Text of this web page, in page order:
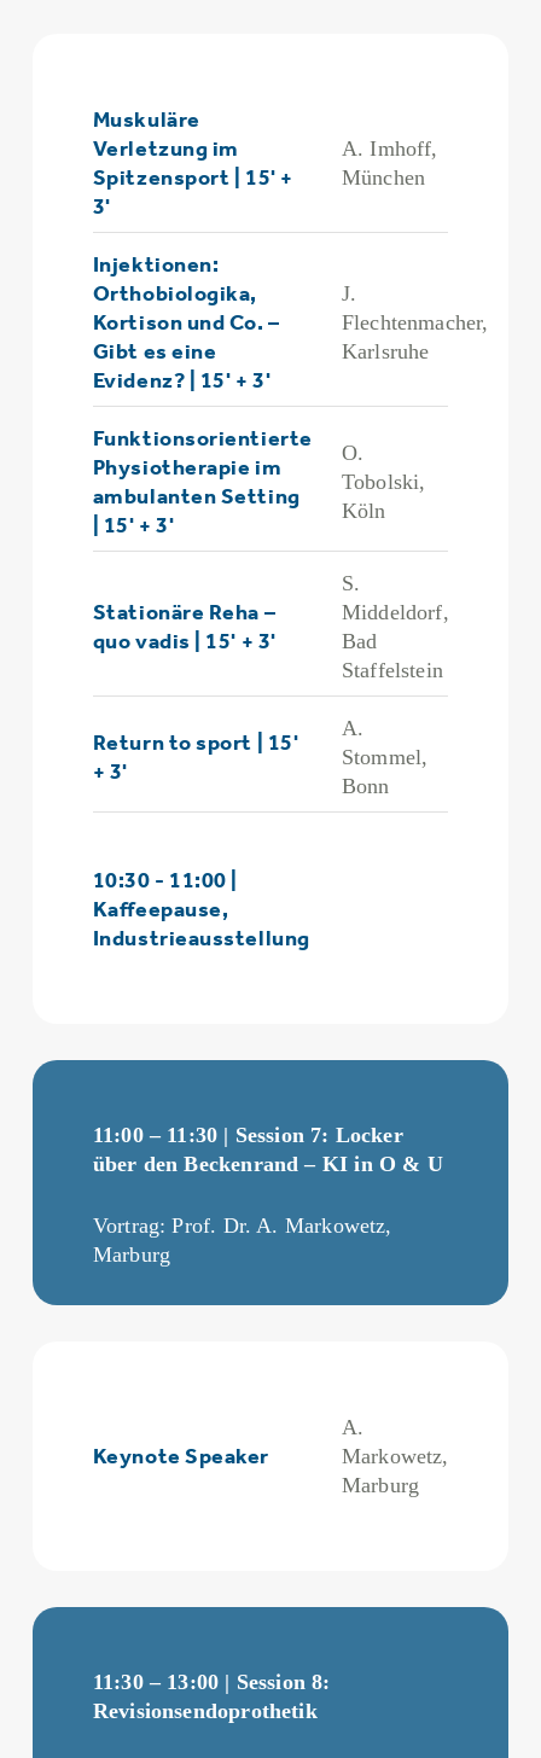
Muskuläre
Verletzung im
Spitzensport | 15' +
3'
A. Imhoff,
München
Injektionen:
Orthobiologika,
Kortison und Co. –
Gibt es eine
Evidenz? | 15' + 3'
J.
Flechtenmacher,
Karlsruhe
Funktionsorientierte
Physiotherapie im
ambulanten Setting
| 15' + 3'
O.
Tobolski,
Köln
Stationäre Reha –
quo vadis | 15' + 3'
S.
Middeldorf,
Bad
Staffelstein
Return to sport | 15'
+ 3'
A.
Stommel,
Bonn
10:30 - 11:00 |
Kaffeepause,
Industrieausstellung
11:00 – 11:30 | Session 7: Locker
über den Beckenrand – KI in O & U
Vortrag: Prof. Dr. A. Markowetz,
Marburg
Keynote Speaker
A.
Markowetz,
Marburg
11:30 – 13:00 | Session 8:
Revisionsendoprothetik